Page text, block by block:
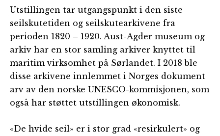
Utstillingen tar utgangspunkt i den siste
seilskutetiden og seilskutearkivene fra
perioden 1820 – 1920. Aust-Agder museum og
arkiv har en stor samling arkiver knyttet til
maritim virksomhet på Sørlandet. I 2018 ble
disse arkivene innlemmet i Norges dokument
arv av den norske UNESCO-kommisjonen, som
også har støttet utstillingen økonomisk.
«De hvide seil» er i stor grad «resirkulert» og